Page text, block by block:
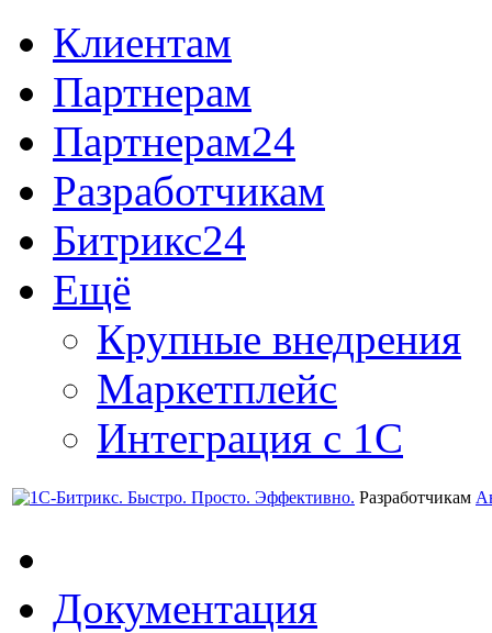
Клиентам
Партнерам
Партнерам24
Разработчикам
Битрикс24
Ещё
Крупные внедрения
Маркетплейс
Интеграция с 1С
Разработчикам
Документация